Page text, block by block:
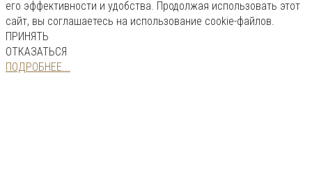
его эффективности и удобства. Продолжая использовать этот
сайт, вы соглашаетесь на использование cookie-файлов.
ПРИНЯТЬ
ОТКАЗАТЬСЯ
ПОДРОБНЕЕ...